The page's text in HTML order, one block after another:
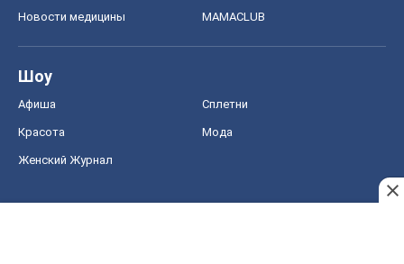
Новости медицины MAMACLUB
Шоу
Афиша Сплетни
Красота Мода
Женский Журнал